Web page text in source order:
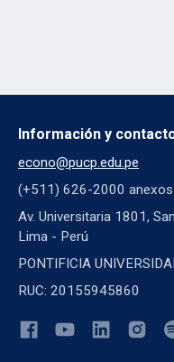
Información y
econo@pucp.edu.pe
(+511) 626-2000
Av. Universitaria 1801,
Lima - Perú
PONTIFICIA
RUC: 20155945860